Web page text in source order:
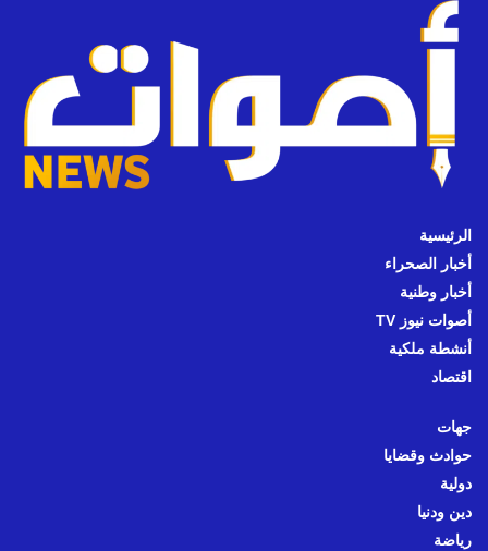
الرئيسية
أخبار الصحراء
أخبار وطنية
أصوات نيوز TV
أنشطة ملكية
اقتصاد
جهات
حوادث وقضايا
دولية
دين ودنيا
رياضة